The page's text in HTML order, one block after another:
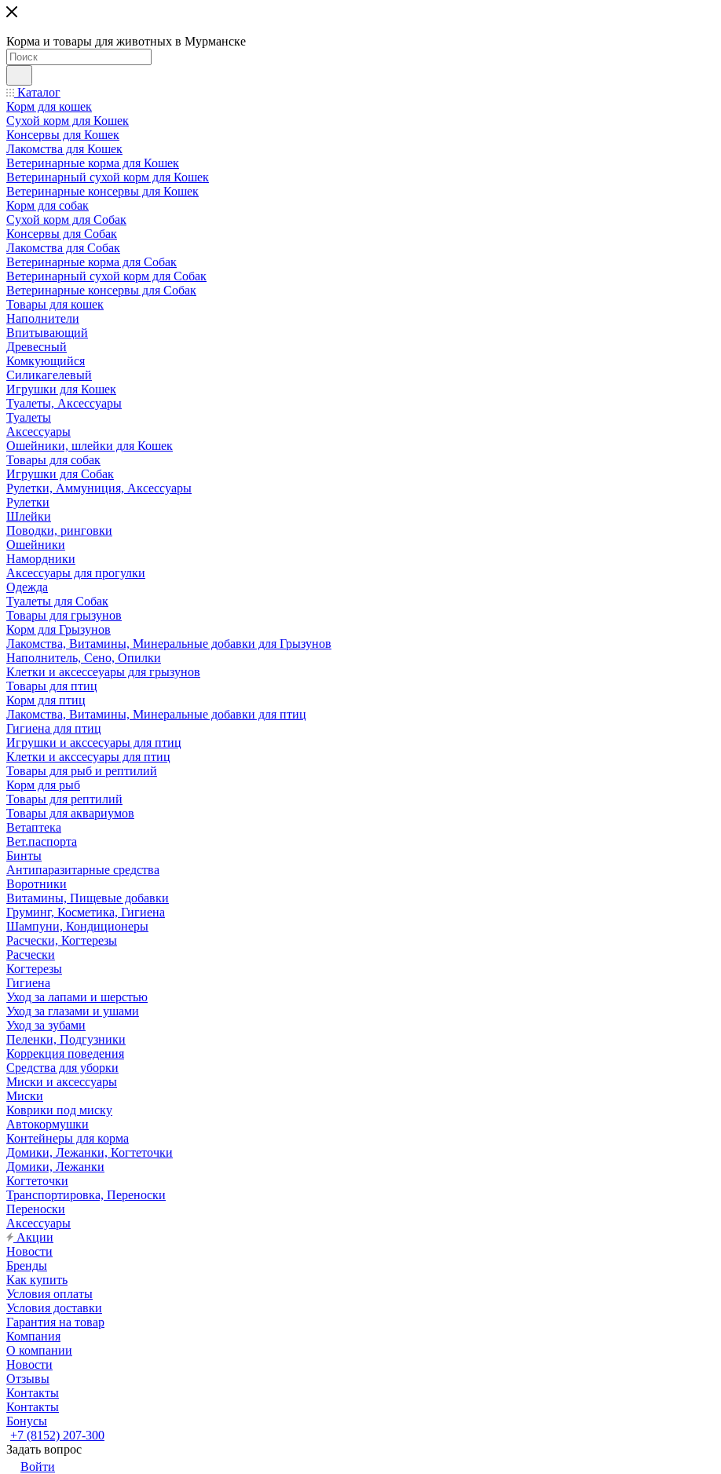
Корма и товары для животных в Мурманске
Каталог
Корм для кошек
Сухой корм для Кошек
Консервы для Кошек
Лакомства для Кошек
Ветеринарные корма для Кошек
Ветеринарный сухой корм для Кошек
Ветеринарные консервы для Кошек
Корм для собак
Сухой корм для Собак
Консервы для Собак
Лакомства для Собак
Ветеринарные корма для Собак
Ветеринарный сухой корм для Собак
Ветеринарные консервы для Собак
Товары для кошек
Наполнители
Впитывающий
Древесный
Комкующийся
Силикагелевый
Игрушки для Кошек
Туалеты, Аксессуары
Туалеты
Аксессуары
Ошейники, шлейки для Кошек
Товары для собак
Игрушки для Собак
Рулетки, Аммуниция, Аксессуары
Рулетки
Шлейки
Поводки, ринговки
Ошейники
Намордники
Аксессуары для прогулки
Одежда
Туалеты для Собак
Товары для грызунов
Корм для Грызунов
Лакомства, Витамины, Минеральные добавки для Грызунов
Наполнитель, Сено, Опилки
Клетки и аксессеуары для грызунов
Товары для птиц
Корм для птиц
Лакомства, Витамины, Минеральные добавки для птиц
Гигиена для птиц
Игрушки и акссесуары для птиц
Клетки и акссесуары для птиц
Товары для рыб и рептилий
Корм для рыб
Товары для рептилий
Товары для аквариумов
Ветаптека
Вет.паспорта
Бинты
Антипаразитарные средства
Воротники
Витамины, Пищевые добавки
Груминг, Косметика, Гигиена
Шампуни, Кондиционеры
Расчески, Когтерезы
Расчески
Когтерезы
Гигиена
Уход за лапами и шерстью
Уход за глазами и ушами
Уход за зубами
Пеленки, Подгузники
Коррекция поведения
Средства для уборки
Миски и аксессуары
Миски
Коврики под миску
Автокормушки
Контейнеры для корма
Домики, Лежанки, Когтеточки
Домики, Лежанки
Когтеточки
Транспортировка, Переноски
Переноски
Аксессуары
Акции
Новости
Бренды
Как купить
Условия оплаты
Условия доставки
Гарантия на товар
Компания
О компании
Новости
Отзывы
Контакты
Контакты
Бонусы
+7 (8152) 207-300
Задать вопрос
Войти